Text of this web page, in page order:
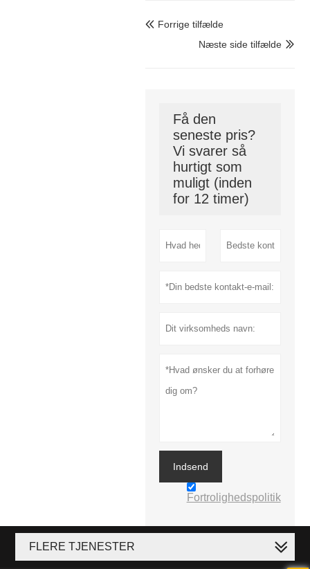
 Forrige tilfælde

Næste side tilfælde
Få den
seneste pris?
Vi svarer så
hurtigt som
muligt (inden
for 12 timer)
Indsend
Fortrolighedspolitik
FLERE TJENESTER